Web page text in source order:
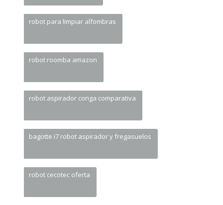
robot para limpiar alfombras
robot roomba amazon
robot aspirador conga comparativa
bagotte i7 robot aspirador y fregasuelos
robot cecotec oferta